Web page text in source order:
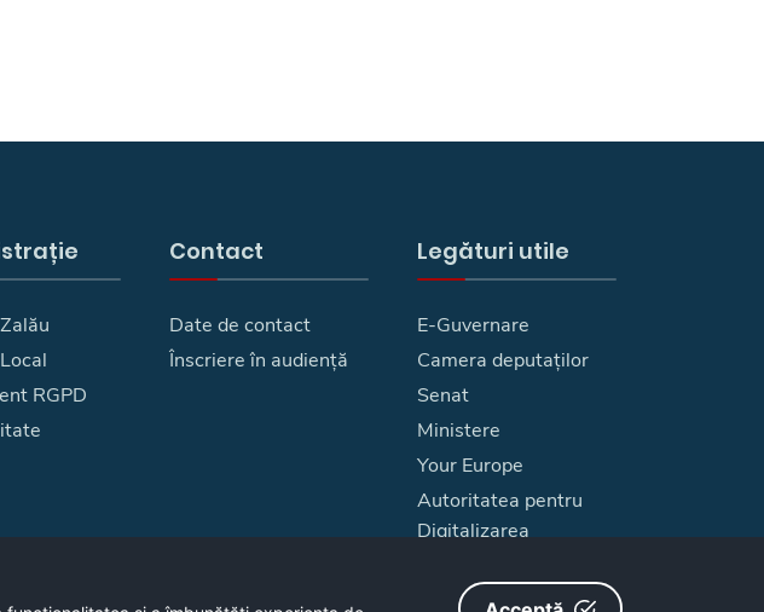
RGPD
Contact
Date de contact
Înscriere în audiență
Legături utile
E-Guvernare
Camera deputaților
Senat
Ministere
Your Europe
Autoritatea pentru
Digitalizarea
Harta site